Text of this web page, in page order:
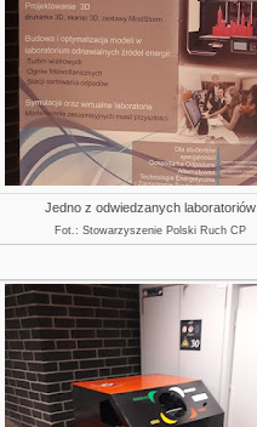
Jedno z odwiedzanych laboratoriów
Fot.: Stowarzyszenie Polski Ruch CP